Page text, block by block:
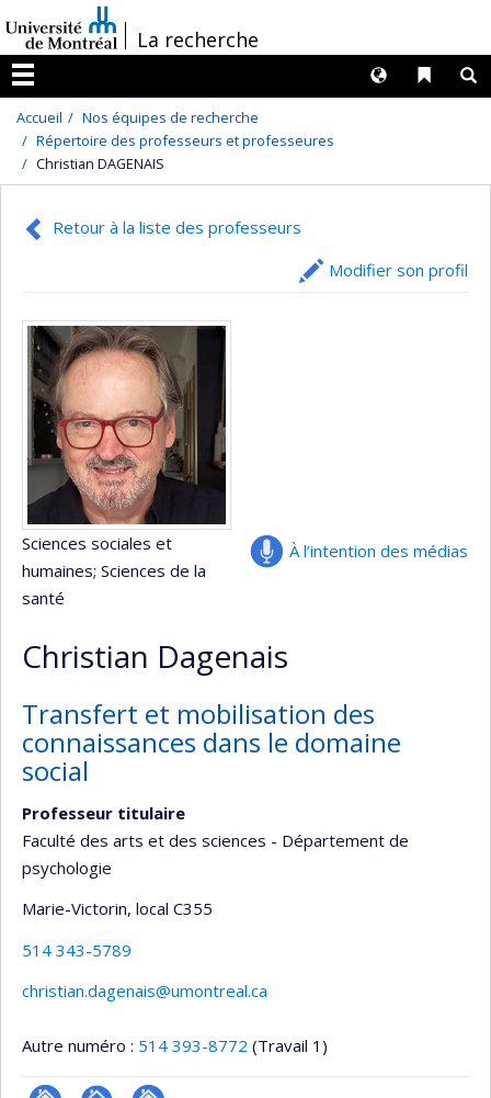
au
contenu
/La recherche
Menu
Liens
Langues
Accueil
Nos équipes de recherche
Répertoire des professeurs et professeures
Christian DAGENAIS
Retour à la liste des professeurs
Modifier son profil
À l’intention des médias
Sciences sociales et
humaines; Sciences de la
santé
Christian Dagenais
Transfert et mobilisation des
connaissances dans le domaine
social
Professeur titulaire
Faculté des arts et des sciences - Département de
psychologie
Marie-Victorin, local C355
514 343-5789
christian.dagenais@umontreal.ca
Autre numéro : 514 393-8772 (Travail 1)